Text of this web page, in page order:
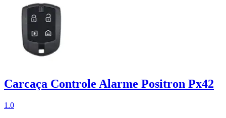
Carcaça Controle Alarme Positron Px42
1.0